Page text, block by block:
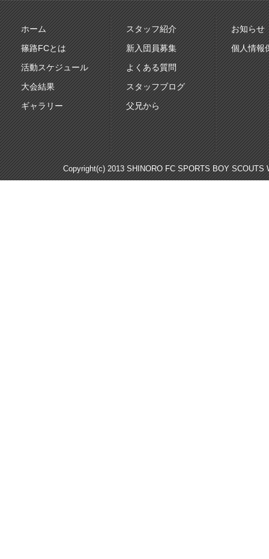
ホーム
篠路FCとは
活動スケジュール
大会結果
ギャラリー
スタッフ紹介
新入団員募集
よくある質問
スタッフブログ
父兄から
お知らせ
個人情報
Copyright(c) 2013 SHINORO FC SPORTS BOY